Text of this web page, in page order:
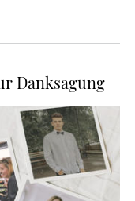
Danksagung